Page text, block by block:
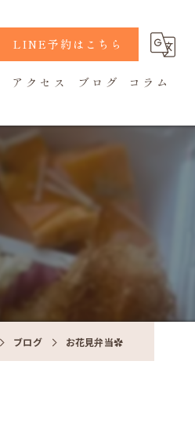
LINE予約はこちら
アクセス ブログ コラム
ブログ お花見弁当✿